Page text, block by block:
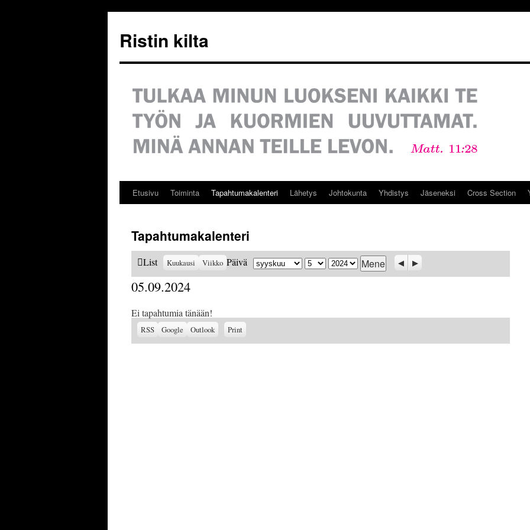
Ristin kilta
Etusivu Toiminta Tapahtumakalenteri Lähetys Johtokunta Yhdistys Jäseneksi Cross Section
Tapahtumakalenteri
View
as
List Kuukausi Viikko Päivä Kuukausi PäiväVuosi Previous
Seuraava
05.09.2024
Ei tapahtumia tänään!
RSS
Subscribe
Google
Subscribe
Outlook Print